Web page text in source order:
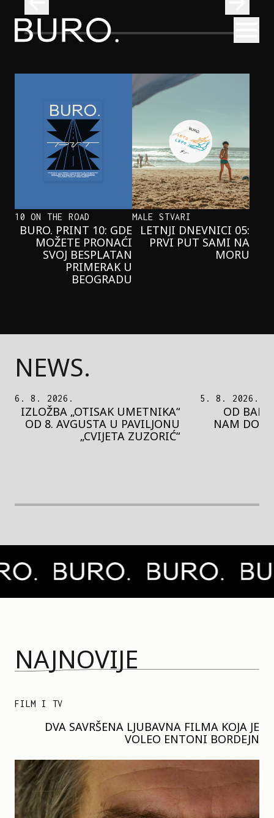
BURO.
KAD SE ISPOD TRGA REPUBLIKE
ZAČUJE OKEAN: SVE O IZLOŽBI
„ATLANTIS”
10 ON THE ROAD
BURO. PRINT 10: GDE
MOŽETE PRONAĆI
SVOJ BESPLATAN
PRIMERAK U
BEOGRADU
MALE STVARI
LETNJI DNEVNICI 05:
PRVI PUT SAMI NA
MORU
NEWS.
5. 8. 2026.
OD BAROKA DO REJVA: ŠTA
NAM DONOSI NOVI BUPBAP
FESTIVAL?
5. 8. 2026.
PEDJA
MOTIVE
NAJNOVIJE
FILM I TV
DVA SAVRŠENA LJUBAVNA FILMA KOJA JE
VOLEO ENTONI BORDEJN